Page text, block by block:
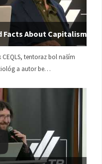
Facts About Capitalism
tentoraz bol naším
a autor be…